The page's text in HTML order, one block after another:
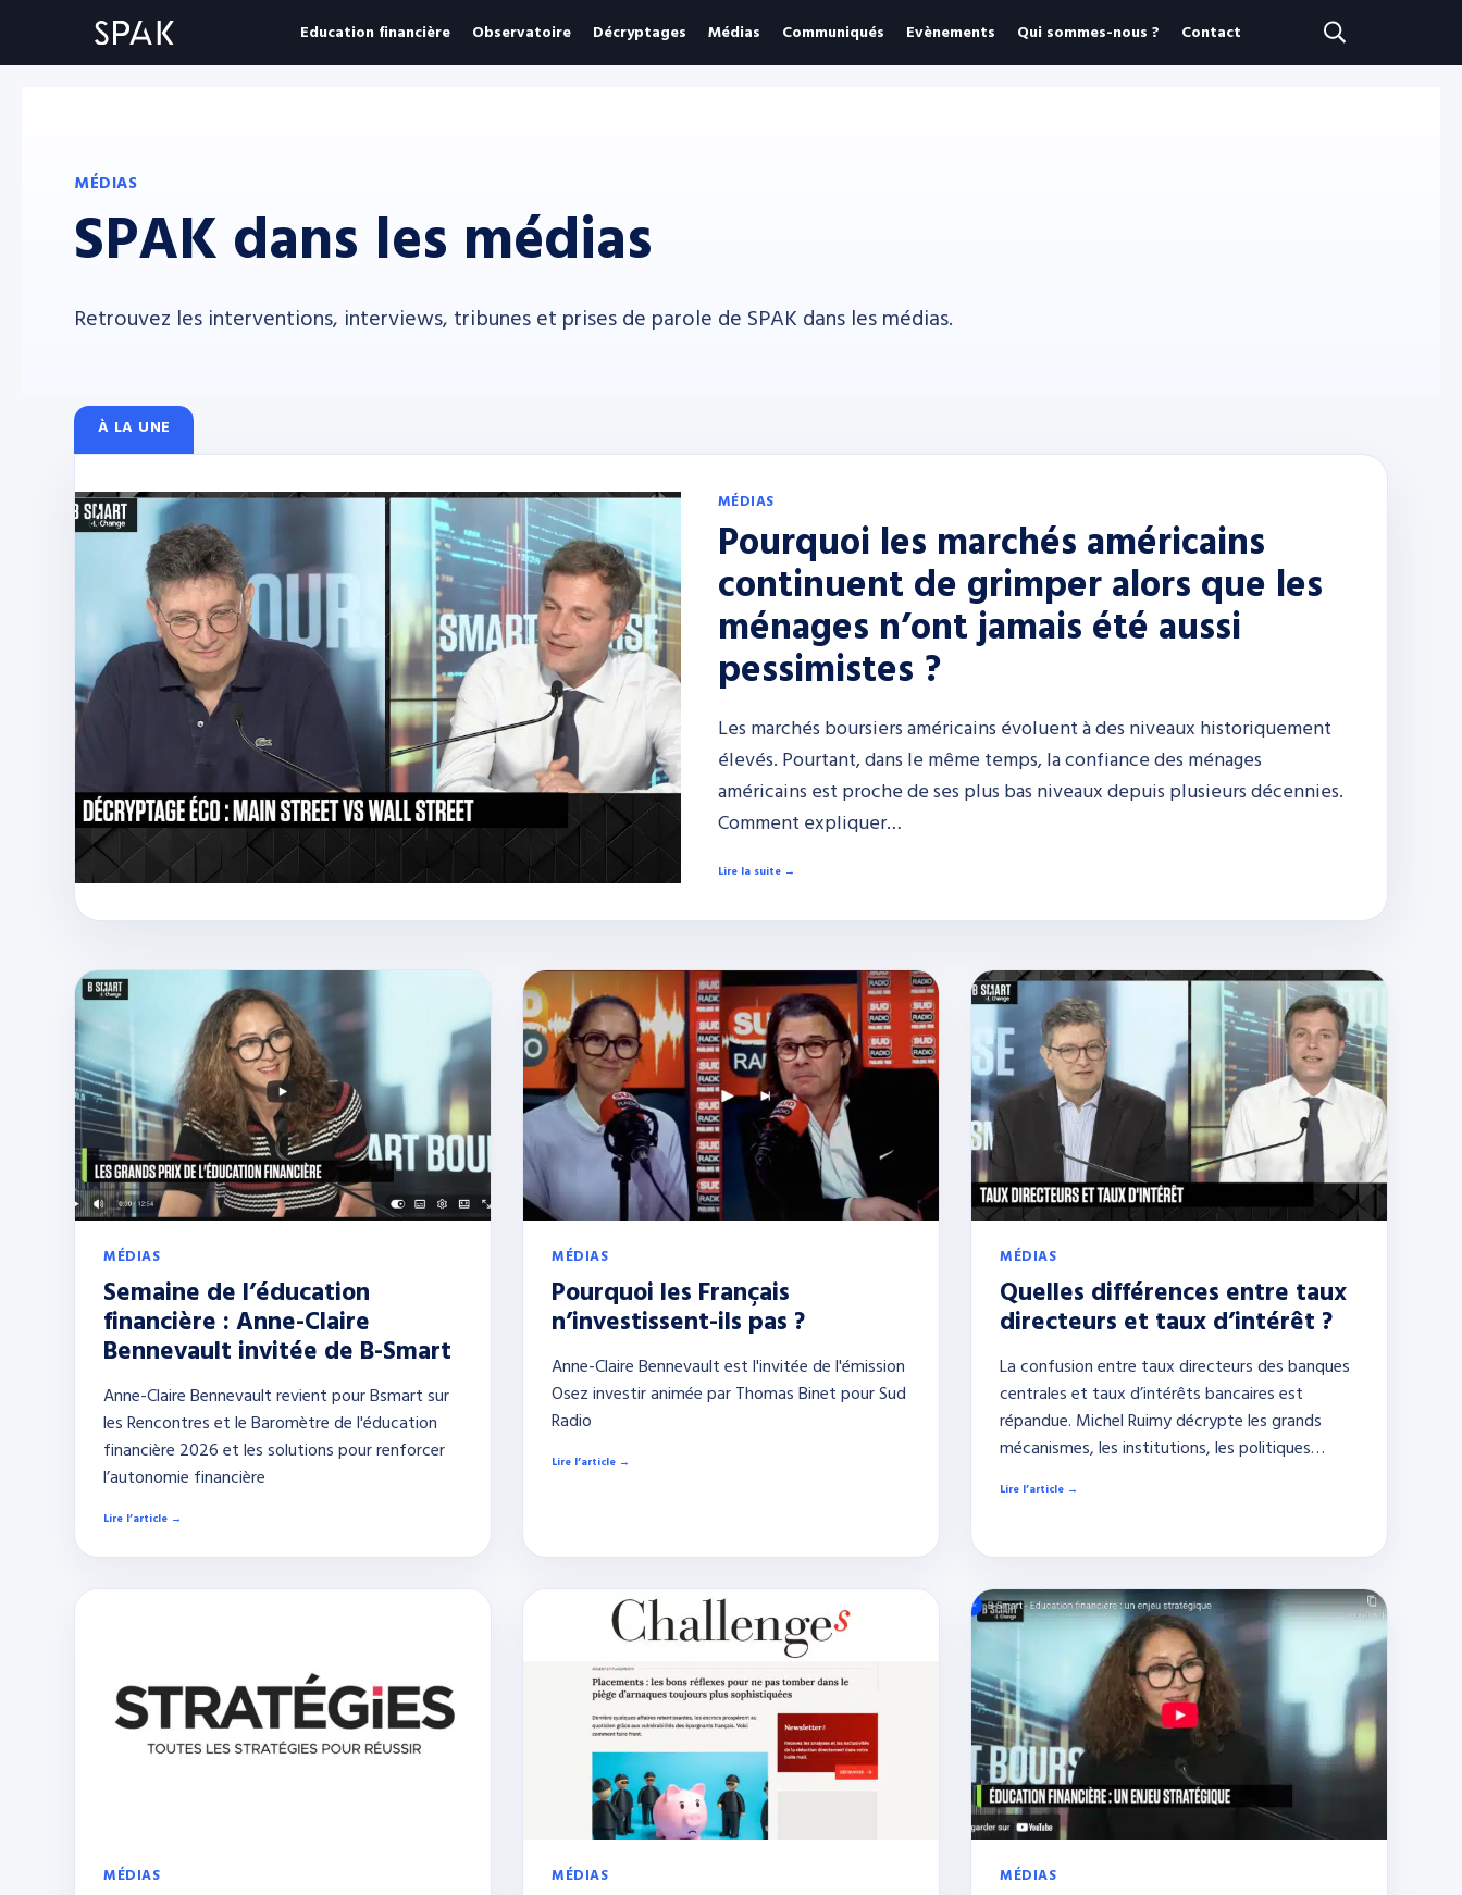
Education financière Observatoire Décryptages Médias Communiqués Evènements Qui sommes-nous ? Contact
MÉDIAS
SPAK dans les médias
Retrouvez les interventions, interviews, tribunes et prises de parole de SPAK dans les médias.
À LA UNE
MÉDIAS
Pourquoi les marchés américains
continuent de grimper alors que les
ménages n’ont jamais été aussi
pessimistes ?
Les marchés boursiers américains évoluent à des niveaux historiquement
élevés. Pourtant, dans le même temps, la confiance des ménages
américains est proche de ses plus bas niveaux depuis plusieurs décennies.
Comment expliquer…
Lire la suite →
MÉDIAS
Semaine de l’éducation
financière : Anne-Claire
Bennevault invitée de B-Smart
Anne-Claire Bennevault revient pour Bsmart sur
les Rencontres et le Baromètre de l'éducation
financière 2026 et les solutions pour renforcer
l’autonomie financière
Lire l’article →
MÉDIAS
Pourquoi les Français
n’investissent-ils pas ?
Anne-Claire Bennevault est l'invitée de l'émission
Osez investir animée par Thomas Binet pour Sud
Radio
Lire l’article →
MÉDIAS
Quelles différences entre taux
directeurs et taux d’intérêt ?
La confusion entre taux directeurs des banques
centrales et taux d’intérêts bancaires est
répandue. Michel Ruimy décrypte les grands
mécanismes, les institutions, les politiques…
Lire l’article →
MÉDIAS MÉDIAS MÉDIAS